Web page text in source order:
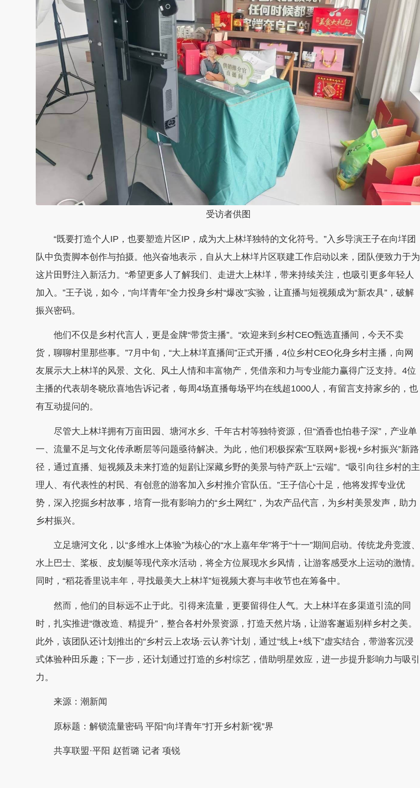
受访者供图
“既要打造个人IP，也要塑造片区IP，成为大上林垟独特的文化符号。”入乡导演王子在向垟团
队中负责脚本创作与拍摄。他兴奋地表示，自从大上林垟片区联建工作启动以来，团队便致力于为
这片田野注入新活力。“希望更多人了解我们、走进大上林垟，带来持续关注，也吸引更多年轻人
加入。”王子说，如今，“向垟青年”全力投身乡村“爆改”实验，让直播与短视频成为“新农具”，破解
振兴密码。
他们不仅是乡村代言人，更是金牌“带货主播”。“欢迎来到乡村CEO甄选直播间，今天不卖
货，聊聊村里那些事。”7月中旬，“大上林垟直播间”正式开播，4位乡村CEO化身乡村主播，向网
友展示大上林垟的风景、文化、风土人情和丰富物产，凭借亲和力与专业能力赢得广泛支持。4位
主播的代表胡冬晓欣喜地告诉记者，每周4场直播每场平均在线超1000人，有留言支持家乡的，也
有互动提问的。
尽管大上林垟拥有万亩田园、塘河水乡、千年古村等独特资源，但“酒香也怕巷子深”，产业单
一、流量不足与文化传承断层等问题亟待解决。为此，他们积极探索“互联网+影视+乡村振兴”新路
径，通过直播、短视频及未来打造的短剧让深藏乡野的美景与特产跃上“云端”。“吸引向往乡村的主
理人、有代表性的村民、有创意的游客加入乡村推介官队伍。”王子信心十足，他将发挥专业优
势，深入挖掘乡村故事，培育一批有影响力的“乡土网红”，为农产品代言，为乡村美景发声，助力
乡村振兴。
立足塘河文化，以“多维水上体验”为核心的“水上嘉年华”将于“十一”期间启动。传统龙舟竞渡、
水上巴士、桨板、皮划艇等现代亲水活动，将全方位展现水乡风情，让游客感受水上运动的激情。
同时，“稻花香里说丰年，寻找最美大上林垟”短视频大赛与丰收节也在筹备中。
然而，他们的目标远不止于此。引得来流量，更要留得住人气。大上林垟在多渠道引流的同
时，扎实推进“微改造、精提升”，整合各村外景资源，打造天然片场，让游客邂逅别样乡村之美。
此外，该团队还计划推出的“乡村云上农场·云认养”计划，通过“线上+线下”虚实结合，带游客沉浸
式体验种田乐趣；下一步，还计划通过打造的乡村综艺，借助明星效应，进一步提升影响力与吸引
力。
来源：潮新闻
原标题：解锁流量密码 平阳“向垟青年”打开乡村新“视”界
共享联盟·平阳 赵哲璐 记者 项锐